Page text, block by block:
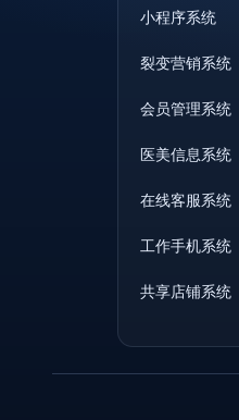
小程序系统
裂变营销系统
会员管理系统
医美信息系统
在线客服系统
工作手机系统
共享店铺系统